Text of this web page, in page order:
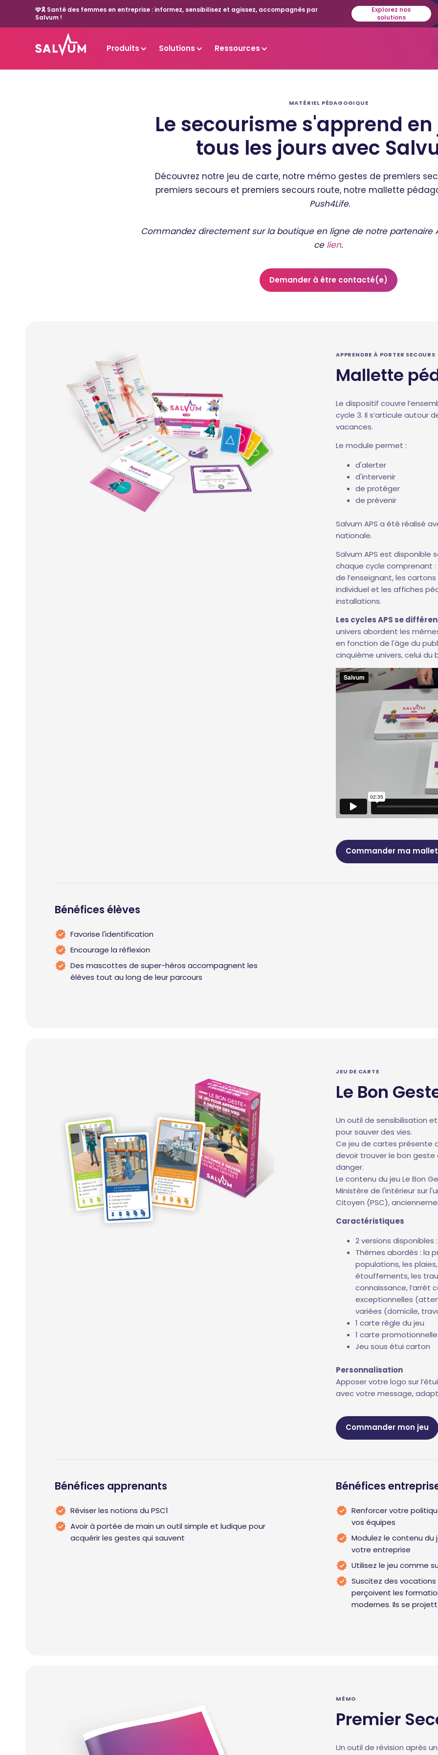
🩷🎗️ Santé des femmes en entreprise : informez, sensibilisez et agissez, accompagnés par
Salvum !
Explorez nos
solutions
Produits Solutions Ressources
MATÉRIEL PÉDAGOGIQUE
Le secourisme s'apprend
tous les jours avec
Découvrez notre jeu de carte, notre mémo gestes de premiers
premiers secours et premiers secours route, notre mallette
Push4Life.
Commandez directement sur la boutique en ligne de notre partenaire
ce lien.
Demander à être contacté(e)
APPRENDRE À PORTER SECOURS
Mallette
Le dispositif couvre
cycle 3. Il s’articule autour
vacances.
Le module permet :
d'alerter
d'intervenir
de protéger
de prévenir
Salvum APS a été réalisé
nationale.
Salvum APS est
chaque cycle comprenant :
de l’enseignant, les
individuel et les affiches
installations.
Les cycles APS se
univers abordent les
en fonction de l'âge du
cinquième univers, celui du
Commander ma
Bénéfices élèves
Favorise l'identification
Encourage la réflexion
Des mascottes de super-héros accompagnent les
élèves tout au long de leur parcours
JEU DE CARTE
Le Bon
Un outil de sensibilisation
pour sauver des vies.
Ce jeu de cartes présente
devoir trouver le bon
danger.
Le contenu du jeu Le Bon
Ministère de l'intérieur sur
Citoyen (PSC),
Caractéristiques
2 versions
Thèmes abordés : la
populations, les
étouffements, les
connaissance, l’arrêt
exceptionnelles
variées (domicile,
1 carte règle du jeu
1 carte promotionnelle
Jeu sous étui carton
Personnalisation
Apposer votre logo sur
avec votre message,
Commander mon jeu
Bénéfices apprenants
Réviser les notions du PSC1
Avoir à portée de main un outil simple et ludique pour
acquérir les gestes qui sauvent
Bénéfices
Renforcer votre
vos équipes
Modulez le contenu
votre entreprise
Utilisez le jeu comme
Suscitez des
perçoivent les
modernes. Ils se
MÉMO
Premier
Un outil de révision après